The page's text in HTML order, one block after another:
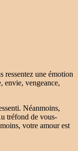
ressentez une émotion
envie, vengeance,
Néanmoins,
tréfond de vous-
votre amour est